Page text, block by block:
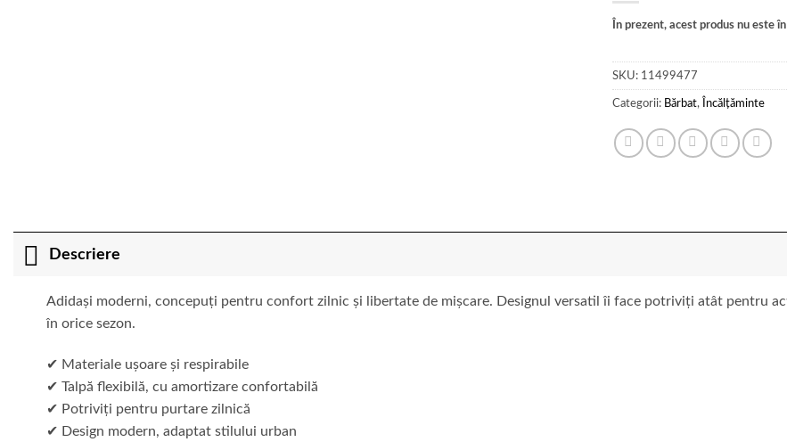
În prezent, acest produs nu este
SKU: 11499477
Categorii: Bărbat, Încălțăminte
Descriere
Adidași moderni, concepuți pentru confort zilnic și libertate de mișcare. Designul versatil îi face potriviți atât pentru
în orice sezon.
✔ Materiale ușoare și respirabile
✔ Talpă flexibilă, cu amortizare confortabilă
✔ Potriviți pentru purtare zilnică
✔ Design modern, adaptat stilului urban